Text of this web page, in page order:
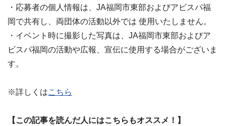
・応募者の個人情報は、JA福岡市東部およびアビスパ福
岡で共有し、両団体の活動以外では 使用いたしません。
・イベント時に撮影した写真は、JA福岡市東部およびア
ビスパ福岡の活動や広報、宣伝に使用する場合がございま
す。
※詳しくはこちら
【この記事を読んだ人にはこちらもオススメ！】